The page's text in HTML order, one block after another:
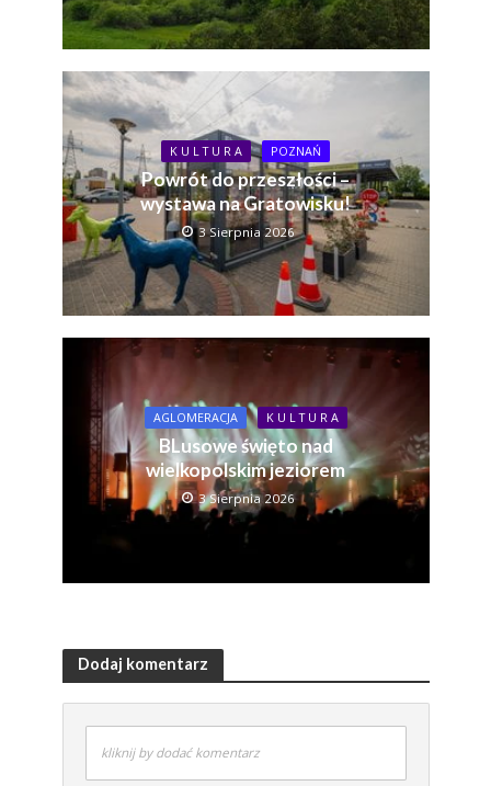
K U L T U R A POZNAŃ
Powrót do przeszłości –
wystawa na Gratowisku!
3 Sierpnia 2026
AGLOMERACJA K U L T U R A
BLusowe święto nad
wielkopolskim jeziorem
3 Sierpnia 2026
Dodaj komentarz
kliknij by dodać komentarz